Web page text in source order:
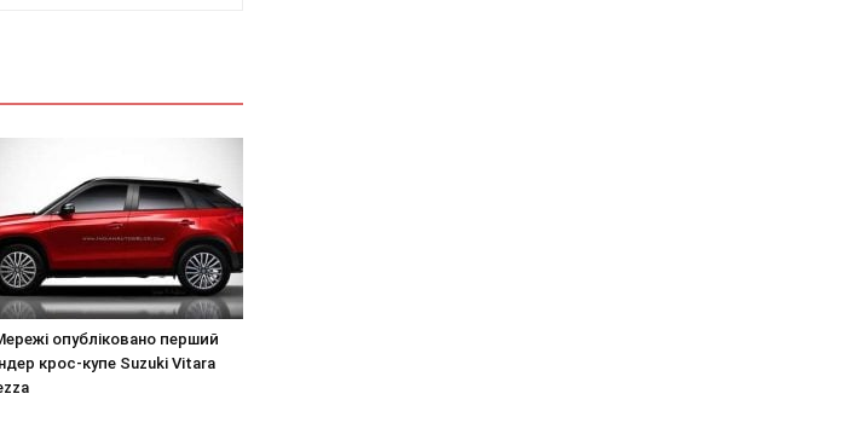
опубліковано перший
крос-купе Suzuki Vitara